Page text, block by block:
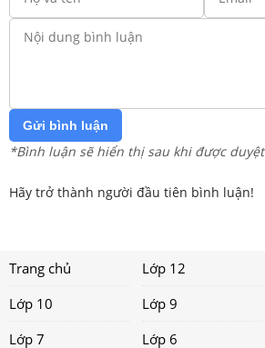
Gửi bình luận
*Bình luận sẽ hiển thị sau khi được duyệt
Hãy trở thành người đầu tiên bình luận!
Trang chủ Lớp 12
Lớp 10
Lớp 9
Lớp 7
Lớp 6